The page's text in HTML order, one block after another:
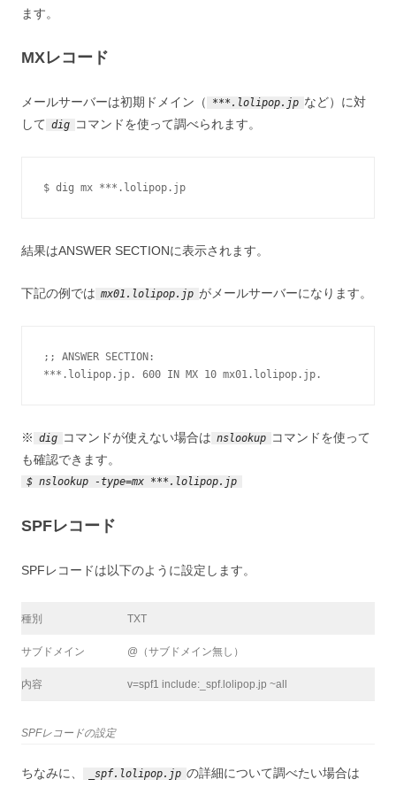
ます。
MXレコード
メールサーバーは初期ドメイン（ ***.lolipop.jp など）に対
して dig コマンドを使って調べられます。
$ dig mx ***.lolipop.jp
結果はANSWER SECTIONに表示されます。
下記の例では mx01.lolipop.jp がメールサーバーになります。
;; ANSWER SECTION:
***.lolipop.jp. 600 IN MX 10 mx01.lolipop.jp.
※ dig コマンドが使えない場合は nslookup コマンドを使って
も確認できます。
$ nslookup -type=mx ***.lolipop.jp
SPFレコード
SPFレコードは以下のように設定します。
種別 TXT
サブドメイン @（サブドメイン無し）
内容 v=spf1 include:_spf.lolipop.jp ~all
SPFレコードの設定
ちなみに、 _spf.lolipop.jp の詳細について調べたい場合は